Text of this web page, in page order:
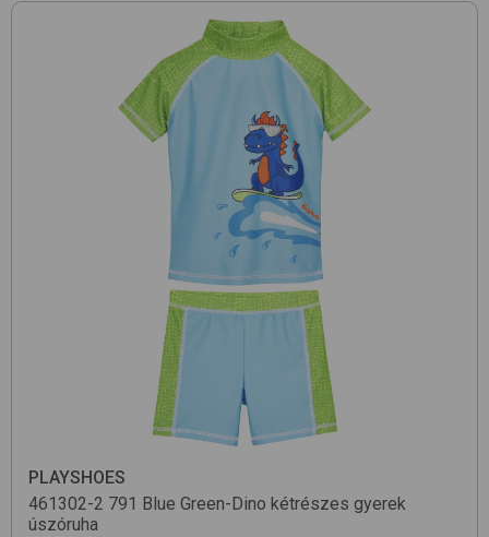
PLAYSHOES
461302-2 791 Blue Green-Dino kétrészes gyerek
úszóruha